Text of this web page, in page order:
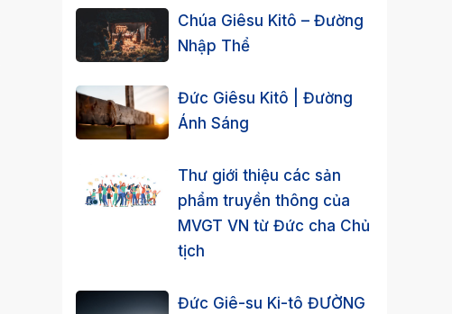
Chúa Giêsu Kitô – Đường
Nhập Thể
Đức Giêsu Kitô | Đường
Ánh Sáng
Thư giới thiệu các sản
phẩm truyền thông của
MVGT VN từ Đức cha Chủ
tịch
Đức Giê-su Ki-tô ĐƯỜNG